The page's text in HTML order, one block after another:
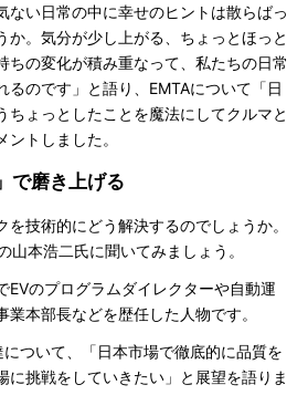
ない日常の中に幸せのヒントは散らばっ
か。気分が少し上がる、ちょっとほっと
ちの変化が積み重なって、私たちの日常
るのです」と語り、EMTAについて「日
ちょっとしたことを魔法にしてクルマと
トしました。
で磨き上げる
技術的にどう解決するのでしょうか。
山本浩二氏に聞いてみましょう。
のプログラムダイレクターや自動運
本部長などを歴任した人物です。
ついて、「日本市場で徹底的に品質を
に挑戦をしていきたい」と展望を語りま